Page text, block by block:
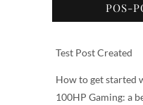
POS-
Test Post Created
How to get started
100HP Gaming: a